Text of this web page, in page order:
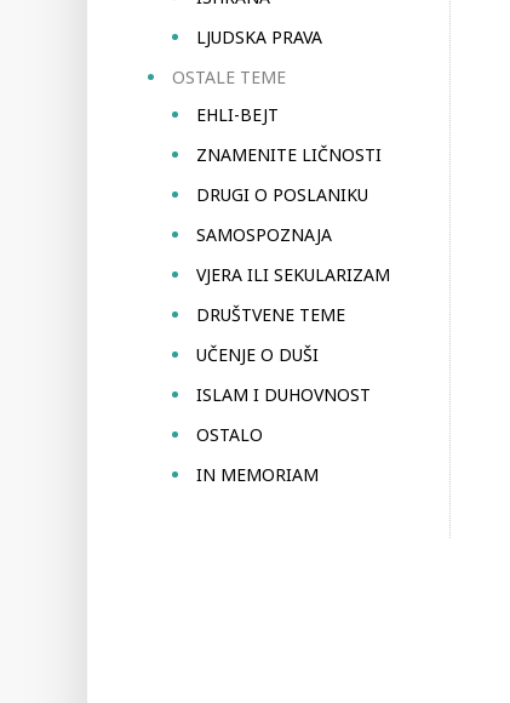
LJUDSKA PRAVA
OSTALE TEME
EHLI-BEJT
ZNAMENITE LIČNOSTI
DRUGI O POSLANIKU
SAMOSPOZNAJA
VJERA ILI SEKULARIZAM
DRUŠTVENE TEME
UČENJE O DUŠI
ISLAM I DUHOVNOST
OSTALO
IN MEMORIAM